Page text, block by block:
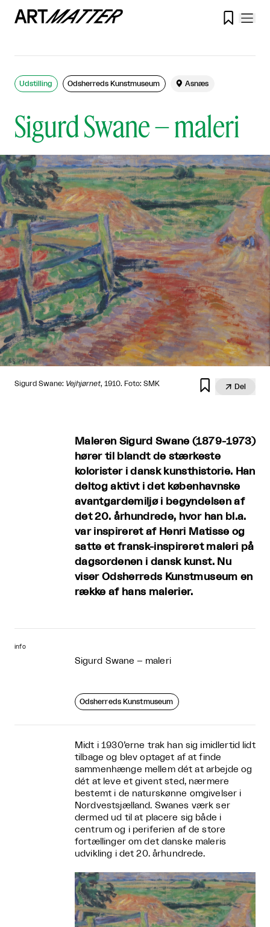

Sigurd Swane – maleri
Udstilling Odsherreds Kunstmuseum  Asnæs
Sigurd Swane: Vejhjørnet, 1910. Foto: SMK   Del
Maleren Sigurd Swane (1879-1973)
hører til blandt de stærkeste
kolorister i dansk kunsthistorie. Han
deltog aktivt i det københavnske
avantgardemiljø i begyndelsen af
det 20. århundrede, hvor han bl.a.
var inspireret af Henri Matisse og
satte et fransk-inspireret maleri på
dagsordenen i dansk kunst. Nu
viser Odsherreds Kunstmuseum en
række af hans malerier.
info
Sigurd Swane – maleri
Odsherreds Kunstmuseum
Midt i 1930’erne trak han sig imidlertid lidt
tilbage og blev optaget af at finde
sammenhænge mellem dét at arbejde og
dét at leve et givent sted, nærmere
bestemt i de naturskønne omgivelser i
Nordvestsjælland. Swanes værk ser
dermed ud til at placere sig både i
centrum og i periferien af de store
fortællinger om det danske maleris
udvikling i det 20. århundrede.